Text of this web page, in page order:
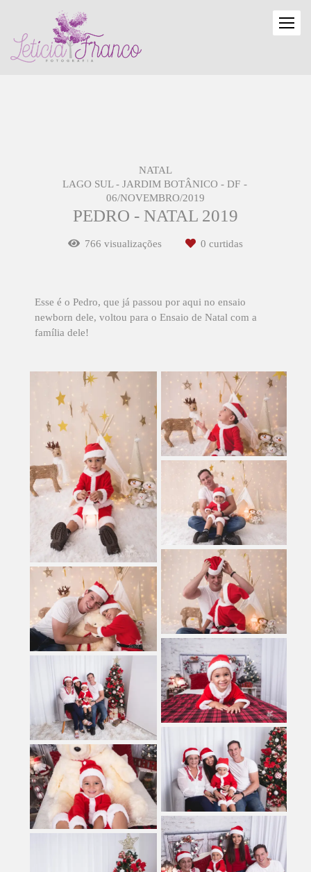
NATAL
LAGO SUL - JARDIM BOTÂNICO - DF
06/NOVEMBRO/2019
PEDRO - NATAL 2019
766 visualizações 0 curtidas
Esse é o Pedro, que já passou por aqui no ensaio
newborn dele, voltou para o Ensaio de Natal com a
família dele!